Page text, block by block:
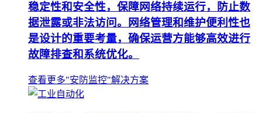
稳定性和安全性，保障网络持续运行，防止数
据泄露或非法访问。网络管理和维护便利性也
是设计的重要考量，确保运营方能够高效进行
故障排查和系统优化。
查看更多"安防监控"解决方案